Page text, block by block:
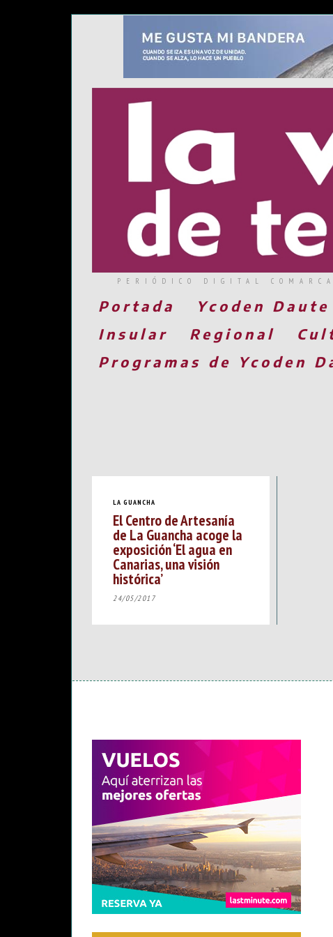
PERIÓDICO DIGITAL
Portada Ycoden
Insular
Regional
Programas de Ycoden
LA GUANCHA
El Centro de Artesanía
de La Guancha acoge la
exposición ‘El agua en
Canarias, una visión
histórica’
24/05/2017